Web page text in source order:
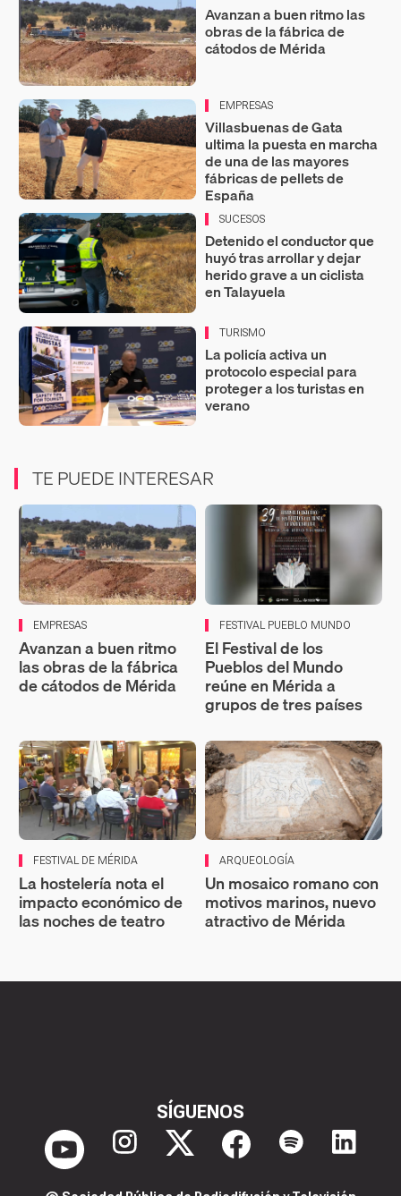
Avanzan a buen ritmo las
obras de la fábrica de
cátodos de Mérida
EMPRESAS
Villasbuenas de Gata
ultima la puesta en marcha
de una de las mayores
fábricas de pellets de
España
SUCESOS
Detenido el conductor que
huyó tras arrollar y dejar
herido grave a un ciclista
en Talayuela
TURISMO
La policía activa un
protocolo especial para
proteger a los turistas en
verano
TE PUEDE INTERESAR
EMPRESAS
Avanzan a buen ritmo
las obras de la fábrica
de cátodos de Mérida
FESTIVAL PUEBLO MUNDO
El Festival de los
Pueblos del Mundo
reúne en Mérida a
grupos de tres países
FESTIVAL DE MÉRIDA
La hostelería nota el
impacto económico de
las noches de teatro
ARQUEOLOGÍA
Un mosaico romano con
motivos marinos, nuevo
atractivo de Mérida
SÍGUENOS